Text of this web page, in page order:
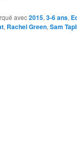
avec2015, 3-6 ans,
, Rachel Green, Sam